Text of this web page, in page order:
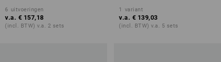
6 uitvoeringen
v.a. € 157,18
(incl. BTW) v.a. 2 sets
1 variant
v.a. € 139,03
(incl. BTW) v.a. 5 sets